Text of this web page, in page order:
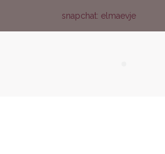
snapchat: elmaevje